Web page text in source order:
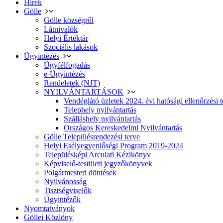
Hírek
Gölle
Gölle községről
Látnivalók
Helyi Értéktár
Szociális lakások
Ügyintézés
Ügyfélfogadás
e-Ügyintézés
Rendeletek (NJT)
NYILVÁNTARTÁSOK
Vendéglátó üzletek 2024. évi hatósági ellenőrzési
Telephely nyilvántartás
Szálláshely nyilvántartás
Országos Kereskedelmi Nyilvántartás
Gölle Településrendezési terve
Helyi Esélyegyenlőségi Program 2019-2024
Településképi Arculati Kézikönyv
Képviselő-testületi jegyzőkönyvek
Polgármesteri döntések
Nyilvánosság
Tisztségviselők
Ügyintézők
Nyomtatványok
Göllei Közlöny